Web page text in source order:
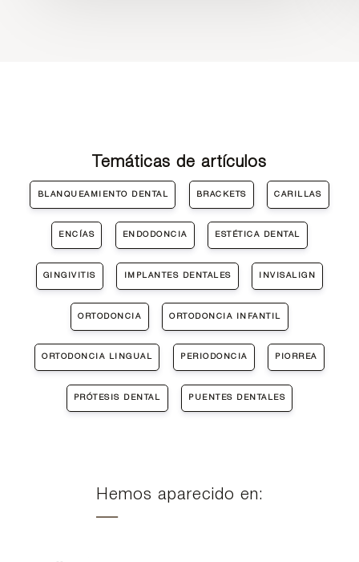
Temáticas de artículos
BLANQUEAMIENTO DENTAL BRACKETS CARILLAS
ENCÍAS ENDODONCIA ESTÉTICA DENTAL
GINGIVITIS IMPLANTES DENTALES INVISALIGN
ORTODONCIA ORTODONCIA INFANTIL
ORTODONCIA LINGUAL PERIODONCIA PIORREA
PRÓTESIS DENTAL PUENTES DENTALES
Hemos aparecido en: